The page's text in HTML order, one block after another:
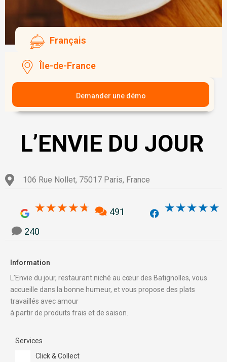
Français
Île-de-France
Demander une démo
L’ENVIE DU JOUR
106 Rue Nollet, 75017 Paris, France
★★★★★ 4.7/5491 ★★★★★
240
Information
L’Envie du jour, restaurant niché au cœur des Batignolles, vous
accueille dans la bonne humeur, et vous propose des plats
travaillés avec amour
à partir de produits frais et de saison.
Services
Click & Collect